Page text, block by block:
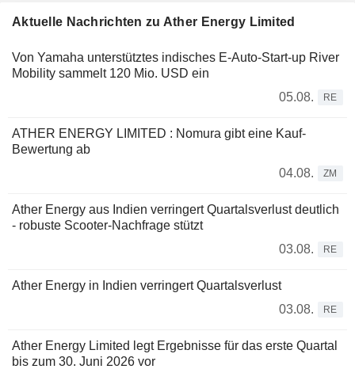
Aktuelle Nachrichten zu Ather Energy Limited
Von Yamaha unterstütztes indisches E-Auto-Start-up River
Mobility sammelt 120 Mio. USD ein
05.08.
RE
ATHER ENERGY LIMITED : Nomura gibt eine Kauf-
Bewertung ab
04.08.
ZM
Ather Energy aus Indien verringert Quartalsverlust deutlich
- robuste Scooter-Nachfrage stützt
03.08.
RE
Ather Energy in Indien verringert Quartalsverlust
03.08.
RE
Ather Energy Limited legt Ergebnisse für das erste Quartal
bis zum 30. Juni 2026 vor